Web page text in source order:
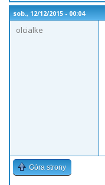
sob., 12/12/2015 - 00:04
olcialke
Góra strony